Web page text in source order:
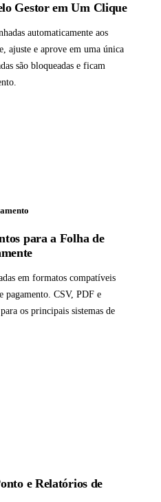
Gestor em Um Clique
automaticamente aos
ajuste e aprove em uma única
são bloqueadas e ficam
para a Folha de
em formatos compatíveis
pagamento. CSV, PDF e
os principais sistemas de
e Relatórios de